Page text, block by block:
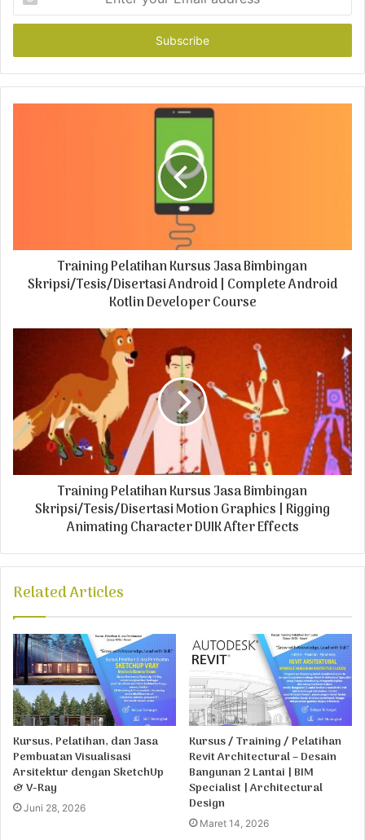
t
r
y
s
Training Pelatihan Kursus Jasa Bimbingan
Skripsi/Tesis/Disertasi Android | Complete Android
Kotlin Developer Course
Training Pelatihan Kursus Jasa Bimbingan
Skripsi/Tesis/Disertasi Motion Graphics | Rigging
Animating Character DUIK After Effects
Related Articles
Kursus, Pelatihan, dan Jasa
Pembuatan Visualisasi
Arsitektur dengan SketchUp
& V-Ray
Juni 28, 2026
Kursus / Training / Pelatihan
Revit Architectural – Desain
Bangunan 2 Lantai | BIM
Specialist | Architectural
Design
Maret 14, 2026